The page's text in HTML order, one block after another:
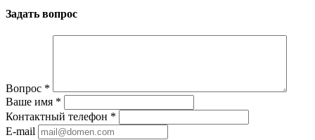
Задать вопрос
Вопрос *
Ваше имя *
Контактный телефон *
E-mail